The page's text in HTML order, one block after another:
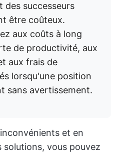
des successeurs
être coûteux.
aux coûts à long
de productivité, aux
aux frais de
lorsqu'une position
sans avertissement.
et en
vous pouvez